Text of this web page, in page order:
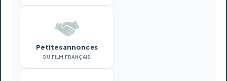
Petites annonces
DU FILM FRANÇAIS